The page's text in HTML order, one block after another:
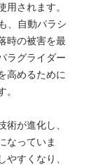
されます。
、自動パラシ
時の被害を最
ラグライダー
高めるために
が進化し、
なっていま
すくなり、